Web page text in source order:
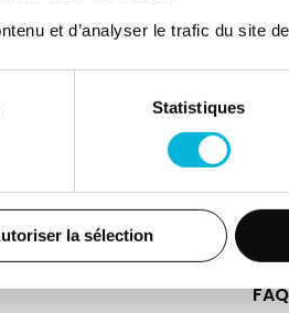
et d’analyser le trafic du site
Statistiques
la sélection
Actualités
Événements
FAQ